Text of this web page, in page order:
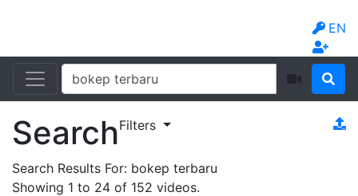
EN
SearchFilters
Search Results For: bokep terbaru
Showing 1 to 24 of 152 videos.